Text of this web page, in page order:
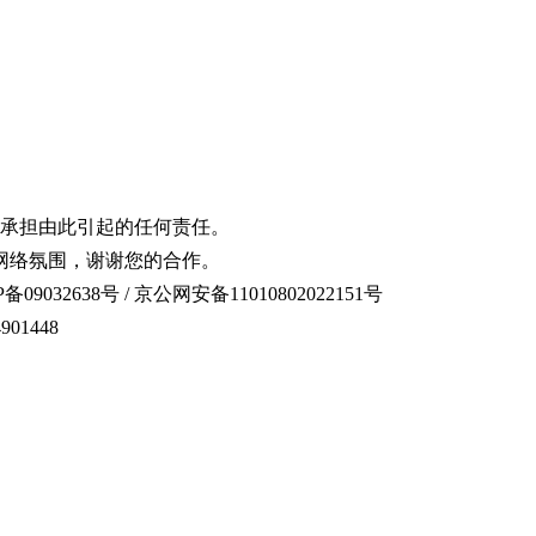
担由此引起的任何责任。
氛围，谢谢您的合作。
09032638号 / 京公网安备11010802022151号